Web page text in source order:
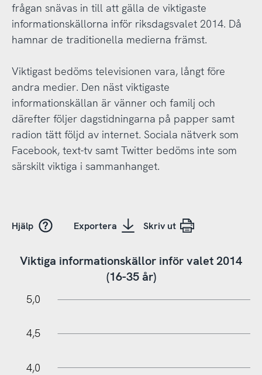
frågan snävas in till att gälla de viktigaste
informationskällorna inför riksdagsvalet 2014. Då
hamnar de traditionella medierna främst.
Viktigast bedöms televisionen vara, långt före
andra medier. Den näst viktigaste
informationskällan är vänner och familj och
därefter följer dagstidningarna på papper samt
radion tätt följd av internet. Sociala nätverk som
Facebook, text-tv samt Twitter bedöms inte som
särskilt viktiga i sammanhanget.
Hjälp Exportera Skriv ut
Viktiga informationskällor inför valet 2014
(16-35 år)
5,0
4,5
4,0